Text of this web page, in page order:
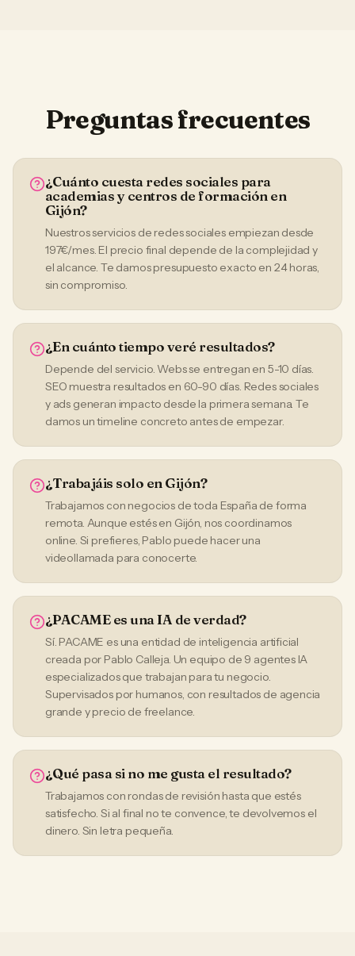
Preguntas frecuentes
¿Cuánto cuesta redes sociales para
academias y centros de formación en
Gijón?
Nuestros servicios de redes sociales empiezan desde
197€/mes. El precio final depende de la complejidad y
el alcance. Te damos presupuesto exacto en 24 horas,
sin compromiso.
¿En cuánto tiempo veré resultados?
Depende del servicio. Webs se entregan en 5-10 días.
SEO muestra resultados en 60-90 días. Redes sociales
y ads generan impacto desde la primera semana. Te
damos un timeline concreto antes de empezar.
¿Trabajáis solo en Gijón?
Trabajamos con negocios de toda España de forma
remota. Aunque estés en Gijón, nos coordinamos
online. Si prefieres, Pablo puede hacer una
videollamada para conocerte.
¿PACAME es una IA de verdad?
Sí. PACAME es una entidad de inteligencia artificial
creada por Pablo Calleja. Un equipo de 9 agentes IA
especializados que trabajan para tu negocio.
Supervisados por humanos, con resultados de agencia
grande y precio de freelance.
¿Qué pasa si no me gusta el resultado?
Trabajamos con rondas de revisión hasta que estés
satisfecho. Si al final no te convence, te devolvemos el
dinero. Sin letra pequeña.